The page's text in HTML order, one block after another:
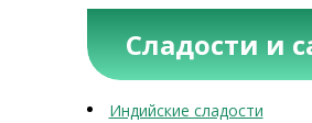
Сладости и
Индийские сладости